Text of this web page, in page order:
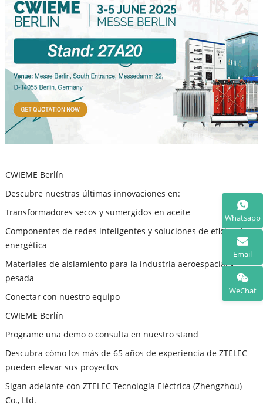
CWIEME Berlín
Descubre nuestras últimas innovaciones en:
Transformadores secos y sumergidos en aceite
Componentes de redes inteligentes y soluciones de eficiencia
energética
Materiales de aislamiento para la industria aeroespacial y
pesada
Conectar con nuestro equipo
CWIEME Berlín
Programe una demo o consulta en nuestro stand
Descubra cómo los más de 65 años de experiencia de ZTELEC
pueden elevar sus proyectos
Sigan adelante con ZTELEC Tecnología Eléctrica (Zhengzhou)
Co., Ltd.
Whatsapp
Email
WeChat